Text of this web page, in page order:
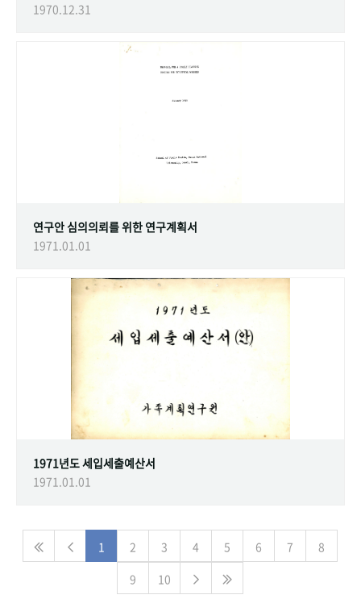
1970.12.31
연구안 심의의뢰를 위한 연구계획서
1971.01.01
1971년도 세입세출예산서
1971.01.01
1 2 3 4 5 6 7
8
9
10